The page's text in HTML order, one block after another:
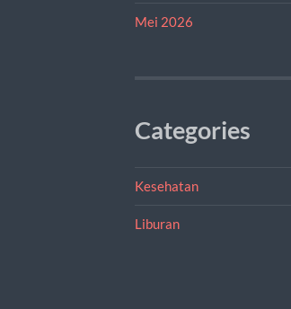
Mei 2026
Categories
Kesehatan
Liburan